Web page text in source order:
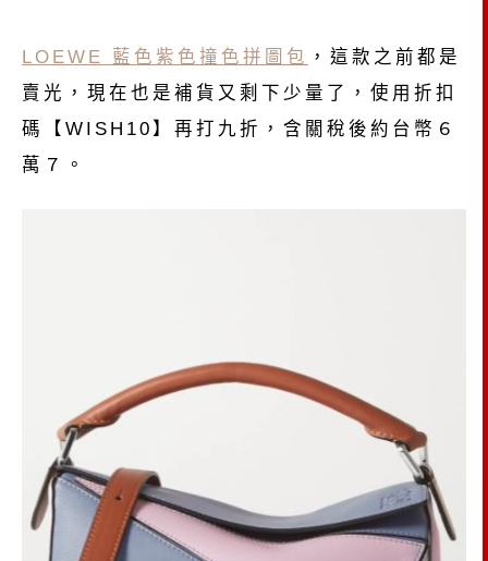
LOEWE 藍色紫色撞色拼圖包 ，這款之前都是
賣光，現在也是補貨又剩下少量了， 使用折扣
碼【WISH10】再打九折，含關稅後約台幣６
萬７。